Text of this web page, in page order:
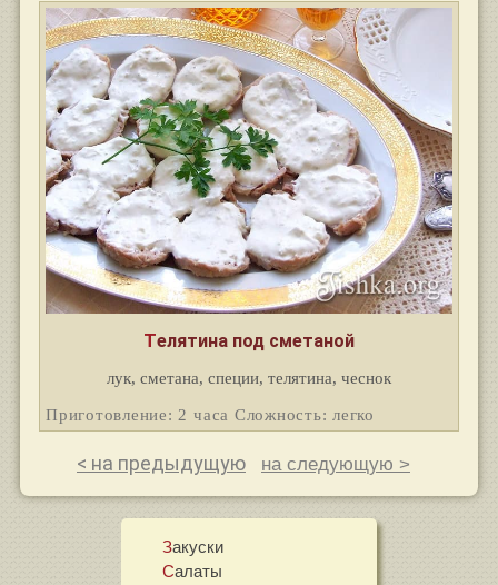
Телятина под сметаной
лук, сметана, специи, телятина, чеснок
Приготовление: 2 часа Сложность: легко
< на предыдущую на следующую >
Закуски
Салаты